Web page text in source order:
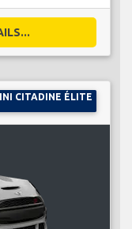
CITADINE ÉLITE